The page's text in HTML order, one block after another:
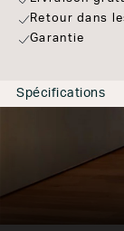
Retour dans
Garantie
Spécifications